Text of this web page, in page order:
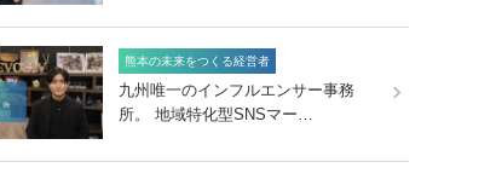
熊本の未来をつくる経営者
九州唯一のインフルエンサー事務
所。 地域特化型SNSマー…